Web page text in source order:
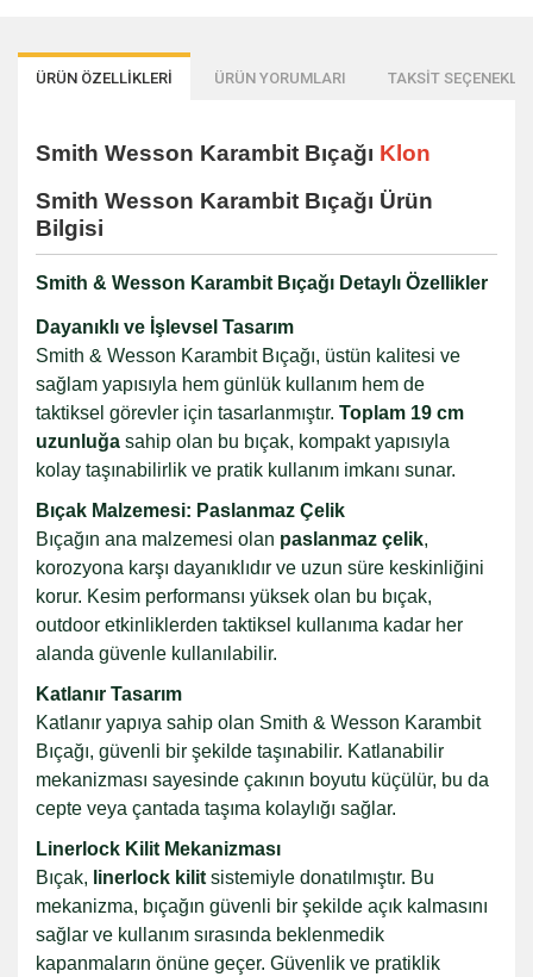
ÜRÜN ÖZELLİKLERİ ÜRÜN YORUMLARI TAKSİT
Smith Wesson Karambit Bıçağı Klon
Smith Wesson Karambit Bıçağı Ürün
Bilgisi
Smith & Wesson Karambit Bıçağı Detaylı Özellikler
Dayanıklı ve İşlevsel Tasarım
Smith & Wesson Karambit Bıçağı, üstün kalitesi ve
sağlam yapısıyla hem günlük kullanım hem de
taktiksel görevler için tasarlanmıştır. Toplam 19 cm
uzunluğa sahip olan bu bıçak, kompakt yapısıyla
kolay taşınabilirlik ve pratik kullanım imkanı sunar.
Bıçak Malzemesi: Paslanmaz Çelik
Bıçağın ana malzemesi olan paslanmaz çelik,
korozyona karşı dayanıklıdır ve uzun süre keskinliğini
korur. Kesim performansı yüksek olan bu bıçak,
outdoor etkinliklerden taktiksel kullanıma kadar her
alanda güvenle kullanılabilir.
Katlanır Tasarım
Katlanır yapıya sahip olan Smith & Wesson Karambit
Bıçağı, güvenli bir şekilde taşınabilir. Katlanabilir
mekanizması sayesinde çakının boyutu küçülür, bu da
cepte veya çantada taşıma kolaylığı sağlar.
Linerlock Kilit Mekanizması
Bıçak, linerlock kilit sistemiyle donatılmıştır. Bu
mekanizma, bıçağın güvenli bir şekilde açık kalmasını
sağlar ve kullanım sırasında beklenmedik
kapanmaların önüne geçer. Güvenlik ve pratiklik